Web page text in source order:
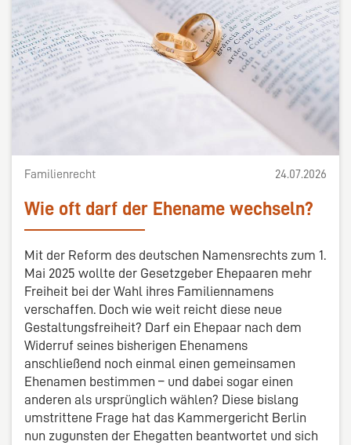
Familienrecht 24.07.2026
Wie oft darf der Ehename wechseln?
Mit der Reform des deutschen Namensrechts zum 1.
Mai 2025 wollte der Gesetzgeber Ehepaaren mehr
Freiheit bei der Wahl ihres Familiennamens
verschaffen. Doch wie weit reicht diese neue
Gestaltungsfreiheit? Darf ein Ehepaar nach dem
Widerruf seines bisherigen Ehenamens
anschließend noch einmal einen gemeinsamen
Ehenamen bestimmen – und dabei sogar einen
anderen als ursprünglich wählen? Diese bislang
umstrittene Frage hat das Kammergericht Berlin
nun zugunsten der Ehegatten beantwortet und sich